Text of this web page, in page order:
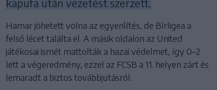
kapufa után vezetést szerzett.
Hamar jöhetett volna az egyenlítés, de Bîrligea a
felső lécet találta el. A másik oldalon az United
játékosai ismét mattolták a hazai védelmet, így 0–2
lett a végeredmény, ezzel az FCSB a 11. helyen zárt és
lemaradt a biztos továbbjutásról.